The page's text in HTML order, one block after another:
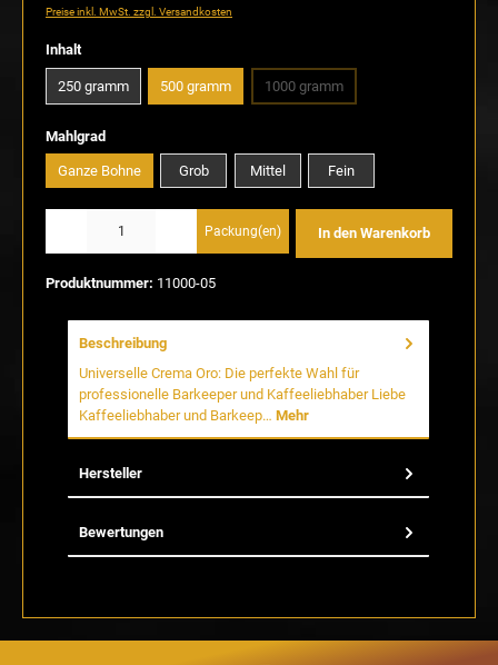
Preise inkl. MwSt. zzgl. Versandkosten
Inhaltauswählen
250 gramm 500 gramm 1000 gramm
(Diese Option ist zurzeit nicht
Mahlgradauswählen
Ganze Bohne Grob Mittel Fein
Packung(en) In den Warenkorb
Produktnummer: 11000-05
Beschreibung
Universelle Crema Oro: Die perfekte Wahl für
professionelle Barkeeper und Kaffeeliebhaber Liebe
Kaffeeliebhaber und Barkeep… Mehr
Hersteller
Bewertungen